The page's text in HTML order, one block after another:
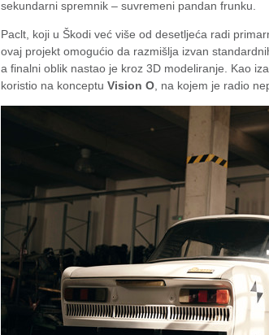
sekundarni spremnik – suvremeni pandan frunku.
Paclt, koji u Škodi već više od desetljeća radi
ovaj projekt omogućio da razmišlja izvan
a finalni oblik nastao je kroz 3D modeliranje. Kao
koristio na konceptu Vision O , na kojem je radio